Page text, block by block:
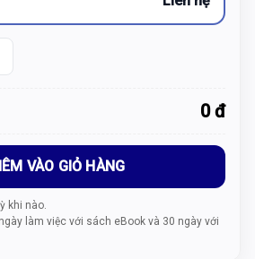
0 đ
VÀO GIỎ HÀNG
khi nào.
làm việc với sách eBook và 30 ngày với